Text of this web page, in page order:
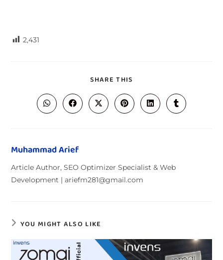
2,431
SHARE THIS
Muhammad Arief
Article Author, SEO Optimizer Specialist & Web
Development | ariefm281@gmail.com
YOU MIGHT ALSO LIKE